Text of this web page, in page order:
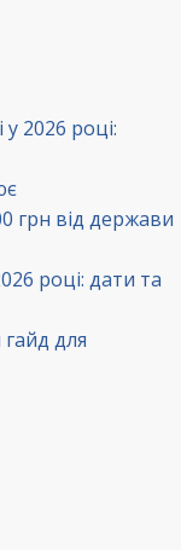
2026 році:
грн від держави
році: дати та
для